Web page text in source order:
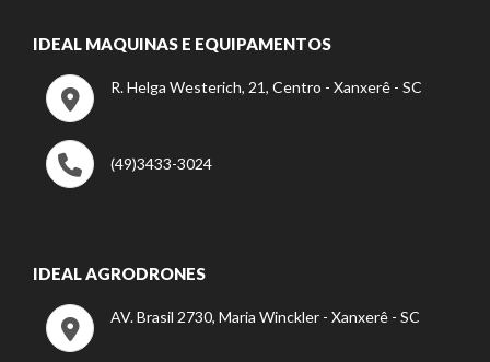
IDEAL MAQUINAS E EQUIPAMENTOS
R. Helga Westerich, 21, Centro - Xanxerê - SC
(49)3433-3024
IDEAL AGRODRONES
AV. Brasil 2730, Maria Winckler - Xanxerê - SC